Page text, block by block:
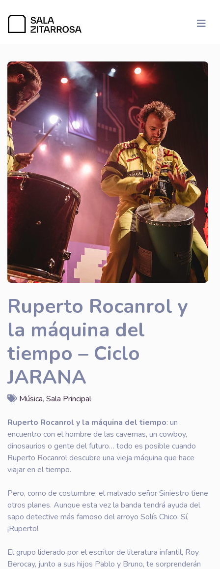
Ruperto Rocanrol y
la máquina del
tiempo – Ciclo
JARANA
Música, Sala Principal
Ruperto Rocanrol y la máquina del tiempo: un
encuentro con el hombre de las cavernas, un cowboy,
dinosaurios o gente del futuro… todo es posible cuando
Ruperto Rocanrol descubre una vieja máquina que hace
viajar en el tiempo.
Pero, como de costumbre, el malvado señor Siniestro tiene
otros planes. Aunque esta vez la banda tendrá ayuda del
sapo detective más famoso del arroyo Solís Chico: Sí,
¡Ruperto!
El grupo liderado por el escritor de literatura infantil, Roy
Berocay, junto a sus hijos Pablo y Bruno, te sorprenderán